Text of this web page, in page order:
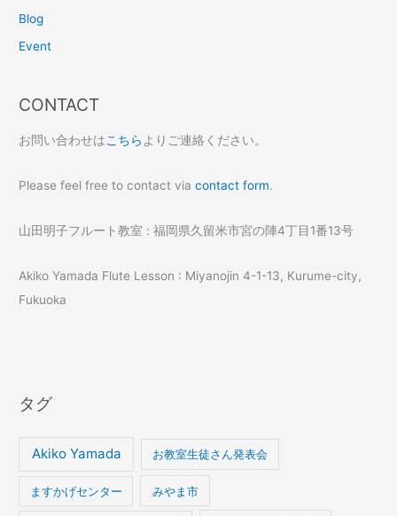
Blog
Event
CONTACT
お問い合わせはこちら よりご連絡ください。
Please feel free to contact viacontact form.
山田明子フルート教室 : 福岡県久留米市宮の陣4丁目1番13号
Akiko Yamada Flute Lesson : Miyanojin 4-1-13, Kurume-city,
Fukuoka
タグ
Akiko Yamada お教室生徒さん発表会
ますかげセンター みやま市